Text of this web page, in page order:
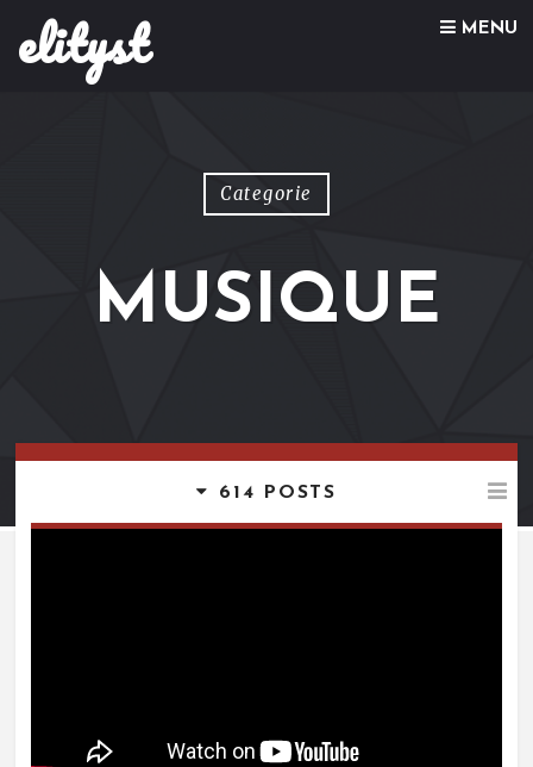
elityst MENU
Skip to content
Categorie
MUSIQUE
614 POSTS